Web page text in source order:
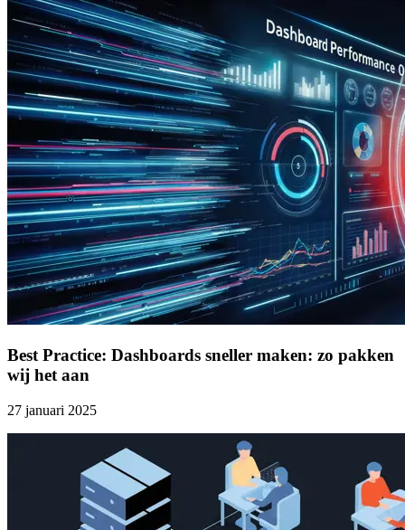
Best Practice: Dashboards sneller maken: zo pakken
wij het aan
27 januari 2025